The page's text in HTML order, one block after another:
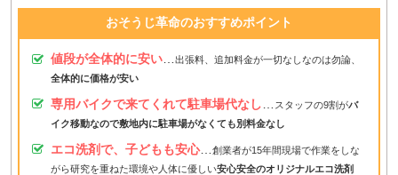
おそうじ革命のおすすめポイント
値段が全体的に安い…出張料、追加料金が一切なしなのは勿論、
全体的に価格が安い
専用バイクで来てくれて駐車場代なし… スタッフの9割がバ
イク移動なので敷地内に駐車場がなくても別料金なし
エコ洗剤で、子どもも安心…
創業者が15年間現場で作業をしな
がら研究を重ねた環境や人体に優しい安心安全のオリジナルエコ洗剤